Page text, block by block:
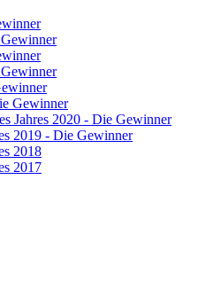
Gewinner
Jahres 2020 - Die Gewinner
2019 - Die Gewinner
2018
2017